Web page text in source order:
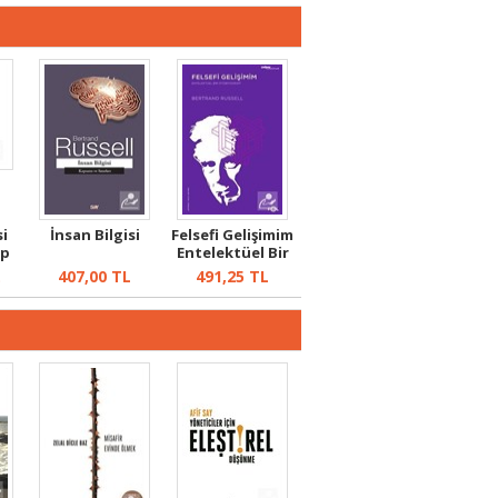
İnsan Bilgisi
407,00 TL
Felsefi Gelişimim
Entelektüel Bir
Otobiy...
491,25 TL